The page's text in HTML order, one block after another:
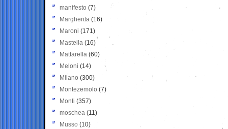
manifesto (7)
Margherita (16)
Maroni (171)
Mastella (16)
Mattarella (60)
Meloni (14)
Milano (300)
Montezemolo (7)
Monti (357)
moschea (11)
Musso (10)